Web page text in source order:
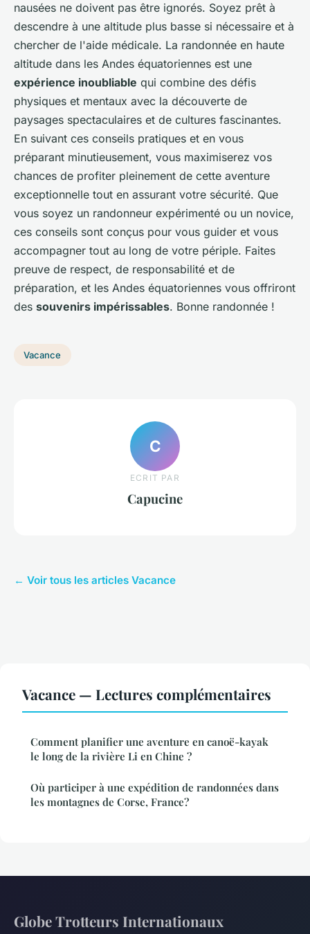
nausées ne doivent pas être ignorés. Soyez prêt à
descendre à une altitude plus basse si nécessaire et à
chercher de l'aide médicale. La randonnée en haute
altitude dans les Andes équatoriennes est une
expérience inoubliable qui combine des défis
physiques et mentaux avec la découverte de
paysages spectaculaires et de cultures fascinantes.
En suivant ces conseils pratiques et en vous
préparant minutieusement, vous maximiserez vos
chances de profiter pleinement de cette aventure
exceptionnelle tout en assurant votre sécurité. Que
vous soyez un randonneur expérimenté ou un novice,
ces conseils sont conçus pour vous guider et vous
accompagner tout au long de votre périple. Faites
preuve de respect, de responsabilité et de
préparation, et les Andes équatoriennes vous offriront
des souvenirs impérissables. Bonne randonnée !
Vacance
C
ECRIT PAR
Capucine
← Voir tous les articles Vacance
Vacance — Lectures complémentaires
Comment planifier une aventure en canoë-kayak
le long de la rivière Li en Chine ?
Où participer à une expédition de randonnées dans
les montagnes de Corse, France?
Globe Trotteurs Internationaux